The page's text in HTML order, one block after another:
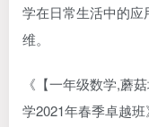
学在日常生活中的
维。
《【一年级数学,蘑
学2021年春季卓越